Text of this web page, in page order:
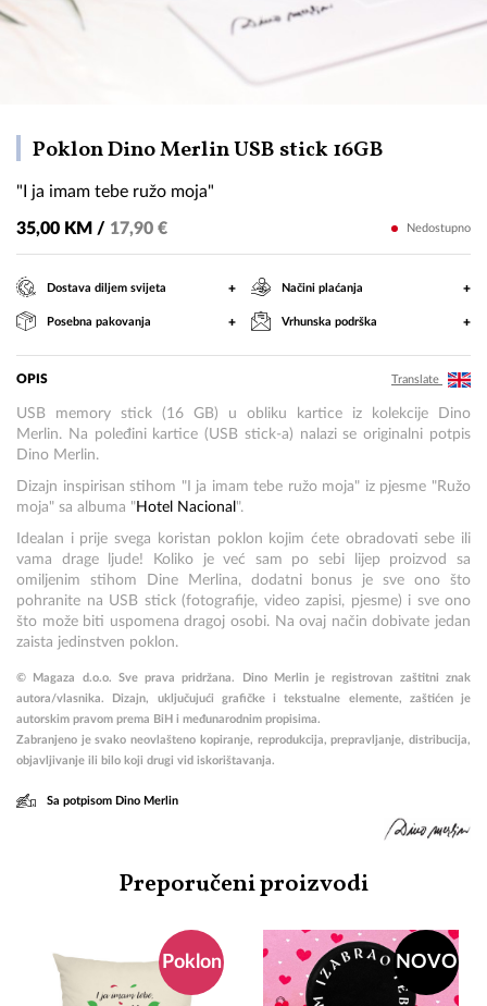
Poklon Dino Merlin USB stick 16GB
tebe
ružo
"I ja imam tebe ružo moja"
35,00 KM / 17,90 € Nedostupno
Dostava diljem svijeta + Načini plaćanja +
Posebna pakovanja + Vrhunska podrška +
OPIS Translate
USB memory stick (16 GB) u obliku kartice iz kolekcije Dino
Merlin. Na poleđini kartice (USB stick-a) nalazi se originalni potpis
Dino Merlin.
Dizajn inspirisan stihom "I ja imam tebe ružo moja" iz pjesme "Ružo
moja" sa albuma "Hotel Nacional ".
Idealan i prije svega koristan poklon kojim ćete obradovati sebe ili
vama drage ljude!
Koliko je već sam po sebi lijep proizvod sa
omiljenim stihom Dine Merlina, dodatni bonus je sve ono što
pohranite na USB stick (fotografije, video zapisi, pjesme) i sve ono
što može biti uspomena dragoj osobi. Na ovaj način dobivate jedan
zaista jedinstven poklon.
© Magaza d.o.o. Sve prava pridržana. Dino Merlin je registrovan zaštitni znak
autora/vlasnika.
Dizajn, uključujući grafičke i tekstualne elemente, zaštićen je
autorskim pravom prema BiH i međunarodnim propisima.
Zabranjeno je svako neovlašteno kopiranje, reprodukcija, prepravljanje, distribucija,
objavljivanje ili bilo koji drugi vid iskorištavanja.
Sa potpisom Dino Merlin
Preporučeni proizvodi
Poklon NOVO